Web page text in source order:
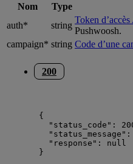
Nom
Type
auth*
string
Token
Pushwoosh.
campaign* string Code d’une
200
{
"status_code" :
"status_message" :
"response" : null
}